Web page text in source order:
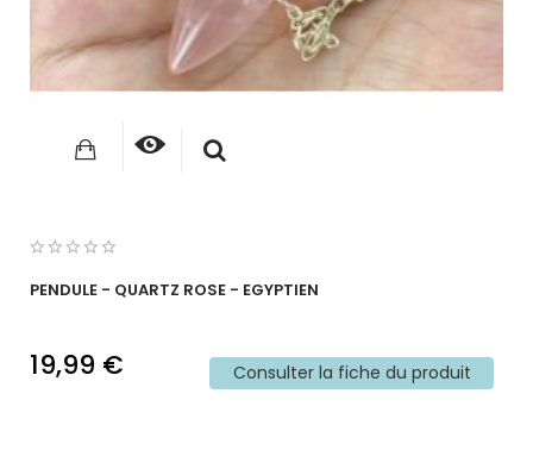
PENDULE - QUARTZ ROSE - EGYPTIEN
19,99 € Consulter la fiche du produit